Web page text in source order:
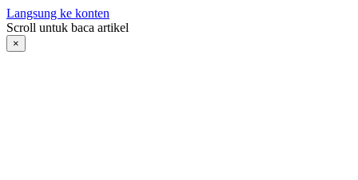
Langsung ke konten
Scroll untuk baca artikel
×